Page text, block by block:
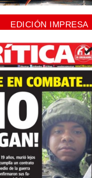
EDICIÓN IMPRESA